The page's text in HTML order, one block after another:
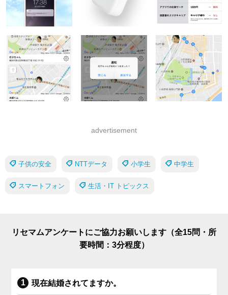
advertisement
子供の安全 NTTデータ 小学生 中学生
スマートフォン 生活・IT トピックス
リセマムアンケートにご協力お願いします（全15問・所
要時間：3分程度）
現在結婚されてますか。